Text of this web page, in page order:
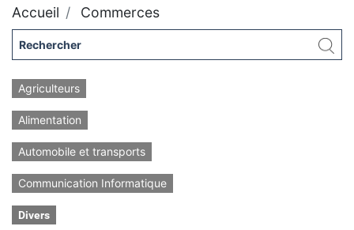
Accueil Commerces
Agriculteurs
Alimentation
Automobile et transports
Communication Informatique
Divers